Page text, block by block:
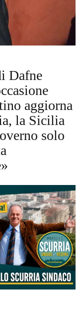
Dafne
aggiorna
la Sicilia
solo